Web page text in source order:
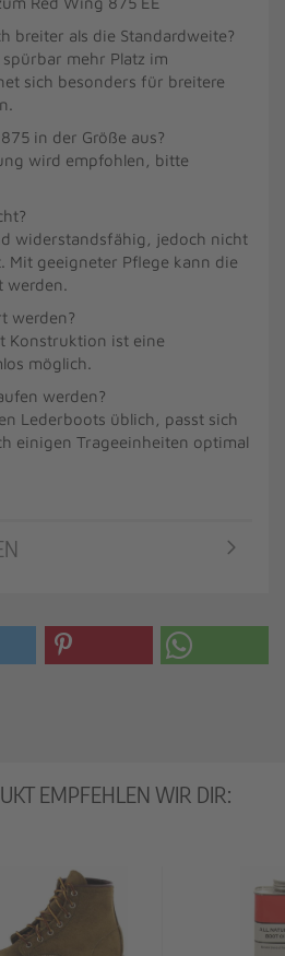
breiter als die Standardweite?
mehr Platz im
sich besonders für breitere
in der Größe aus?
wird empfohlen, bitte
widerstandsfähig, jedoch nicht
Mit geeigneter Pflege kann die
werden.
werden?
Konstruktion ist eine
möglich.
werden?
Lederboots üblich, passt sich
einigen Trageeinheiten optimal
EMPFEHLEN WIR DIR: